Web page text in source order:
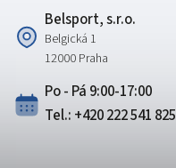
Belsport, s.r.o.
Belgická 1
12000 Praha
Po - Pá 9:00-17:00
Tel.: +420 222 541 825